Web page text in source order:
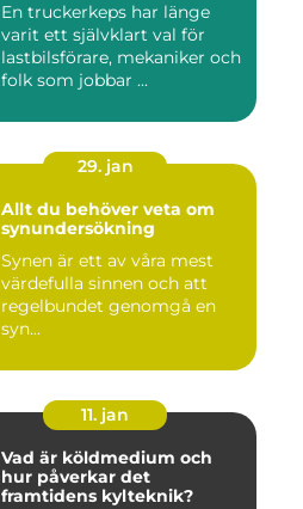
En truckerkeps har länge
varit ett självklart val för
lastbilsförare, mekaniker och
folk som jobbar ...
29. jan
Allt du behöver veta om
synundersökning
Synen är ett av våra mest
värdefulla sinnen och att
regelbundet genomgå en
syn...
11. jan
Vad är köldmedium och
hur påverkar det
framtidens kylteknik?